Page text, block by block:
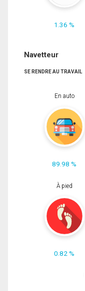
1.36 %
Navetteur
SE RENDRE AU TRAVAIL
En auto
89.98 %
À pied
0.82 %